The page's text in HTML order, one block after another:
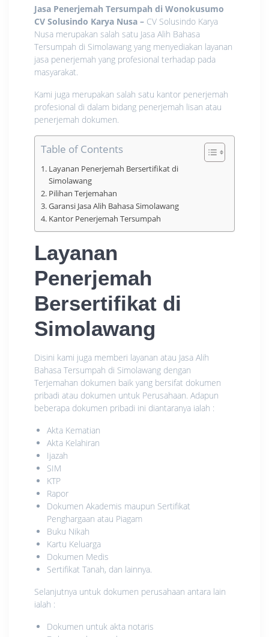
Jasa Penerjemah Tersumpah di Wonokusumo
CV Solusindo Karya Nusa – CV Solusindo Karya
Nusa merupakan salah satu Jasa Alih Bahasa
Tersumpah di Simolawang yang menyediakan layanan
jasa penerjemah yang profesional terhadap pada
masyarakat.
Kami juga merupakan salah satu kantor penerjemah
profesional di dalam bidang penerjemah lisan atau
penerjemah dokumen.
Table of Contents
Layanan Penerjemah Bersertifikat di
Simolawang
Pilihan Terjemahan
Garansi Jasa Alih Bahasa Simolawang
Kantor Penerjemah Tersumpah
Layanan
Penerjemah
Bersertifikat di
Simolawang
Disini kami juga memberi layanan atau Jasa Alih
Bahasa Tersumpah di Simolawang dengan
Terjemahan dokumen baik yang bersifat dokumen
pribadi atau dokumen untuk Perusahaan. Adapun
beberapa dokumen pribadi ini diantaranya ialah :
Akta Kematian
Akta Kelahiran
Ijazah
SIM
KTP
Rapor
Dokumen Akademis maupun Sertifikat
Penghargaan atau Piagam
Buku Nikah
Kartu Keluarga
Dokumen Medis
Sertifikat Tanah, dan lainnya.
Selanjutnya untuk dokumen perusahaan antara lain
ialah :
Dokumen untuk akta notaris